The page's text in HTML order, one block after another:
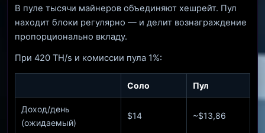
В пуле тысячи майнеров объединяют хешрейт. Пул
находит блоки регулярно — и делит вознаграждение
пропорционально вкладу.
При 420 TH/s и комиссии пула 1%:
Соло Пул
Доход/день
(ожидаемый)
$14 ~$13,86